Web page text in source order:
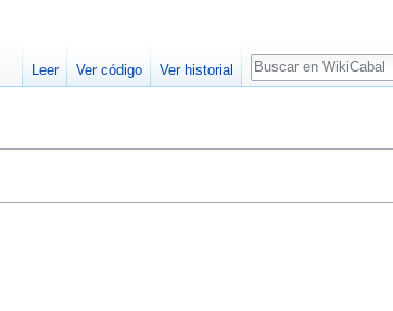
Leer Ver código Ver historial
Buscar